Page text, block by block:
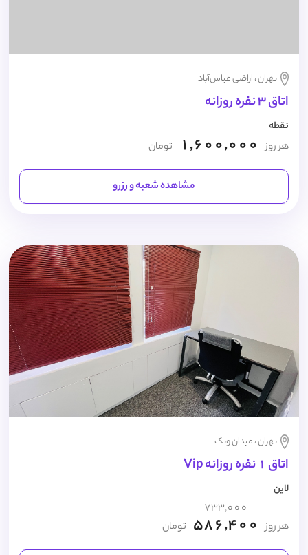
تهران ، اراضی عباس‌آباد
اتاق 3 نفره روزانه
نقطه
هر روز 1,600,000 تومان
مشاهده شعبه و رزرو
تهران ، میدان ونک
اتاق 1 نفره روزانه Vip
لاین
هر روز
733,000
586,400 تومان